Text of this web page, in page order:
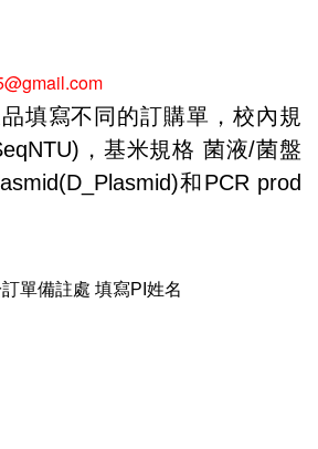
填寫不同的訂購單，校內規
，基米規格 菌液/菌盤
和PCR prod
單備註處 填寫PI 姓名